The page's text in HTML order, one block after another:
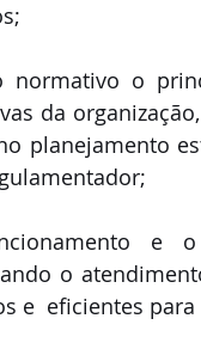
normativo o
da
planejamento
e
o
e  eficientes